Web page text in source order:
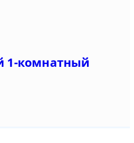
1-комнатный